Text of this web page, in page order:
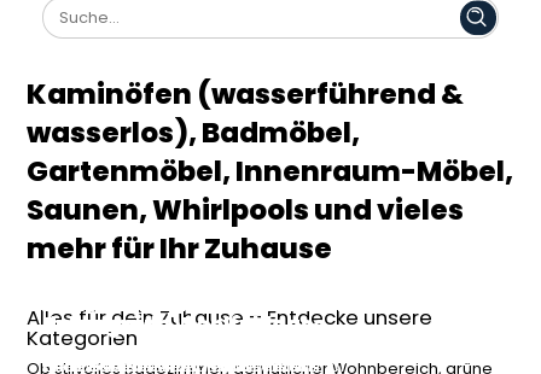
Kaminöfen (wasserführend &
wasserlos), Badmöbel,
Gartenmöbel, Innenraum-Möbel,
Saunen, Whirlpools und vieles
mehr für Ihr Zuhause
Alles für dein Zuhause – Entdecke unsere
Kategorien
Ob stilvolles Badezimmer, gemütlicher Wohnbereich, grüne
Ausstattung für dein
Traumbad
Entdecke hochwertige Badmöbel,
Garten & Terrasse: Ideen für
deine grüne Wohlfühloase
Finde Gartenmöbel, Terrassenzubehör
Deko für dein perfektes
Zuhause
Gestalte deine Wohnräume neu mit
Wärme und Komfort für dein
Zuhause
Finde energieeffiziente Kaminöfen,